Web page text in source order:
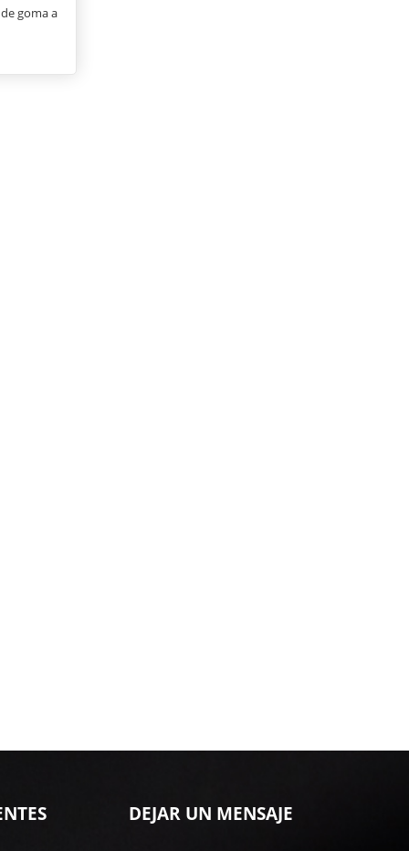
goma a
DEJAR UN MENSAJE